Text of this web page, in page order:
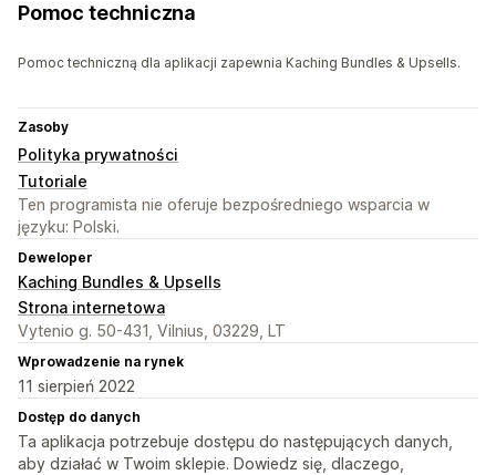
Pomoc techniczna
Pomoc techniczną dla aplikacji zapewnia Kaching Bundles & Upsells.
Zasoby
Polityka prywatności
Tutoriale
Ten programista nie oferuje bezpośredniego wsparcia w
języku: Polski.
Deweloper
Kaching Bundles & Upsells
Strona internetowa
Vytenio g. 50-431, Vilnius, 03229, LT
Wprowadzenie na rynek
11 sierpień 2022
Dostęp do danych
Ta aplikacja potrzebuje dostępu do następujących danych,
aby działać w Twoim sklepie. Dowiedz się, dlaczego,